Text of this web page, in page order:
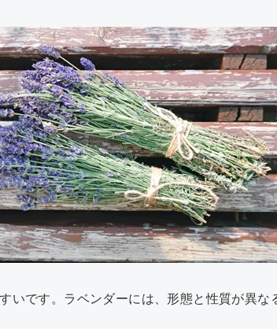
いです。ラベンダーには、形態と性質が異な